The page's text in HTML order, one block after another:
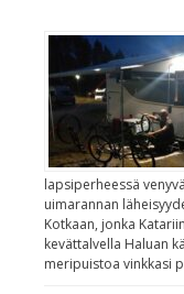
lapsiperheessä
uimarannan
Kotkaan, jonka
kevättalvella Haluan
meripuistoa vinkkasi